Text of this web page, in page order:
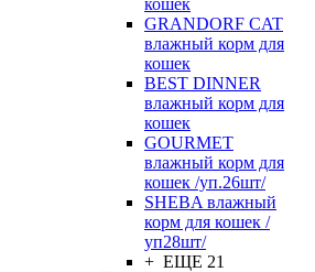
кошек
GRANDORF CAT
влажный корм для
кошек
BEST DINNER
влажный корм для
кошек
GOURMET
влажный корм для
кошек /уп.26шт/
SHEBA влажный
корм для кошек /
уп28шт/
+ ЕЩЕ 21